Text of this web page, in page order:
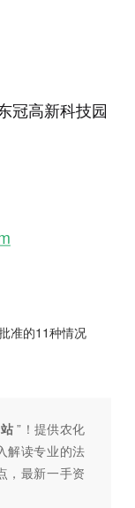
冠高新科技园
准的11种情况
”！提供农化
解读专业的法
，最新一手资